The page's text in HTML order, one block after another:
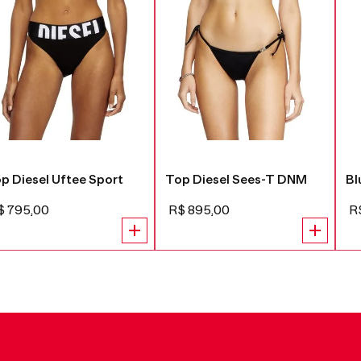
Diesel Uftee Sport
795,00
Top Diesel Sees-T DNM
R$ 895,00